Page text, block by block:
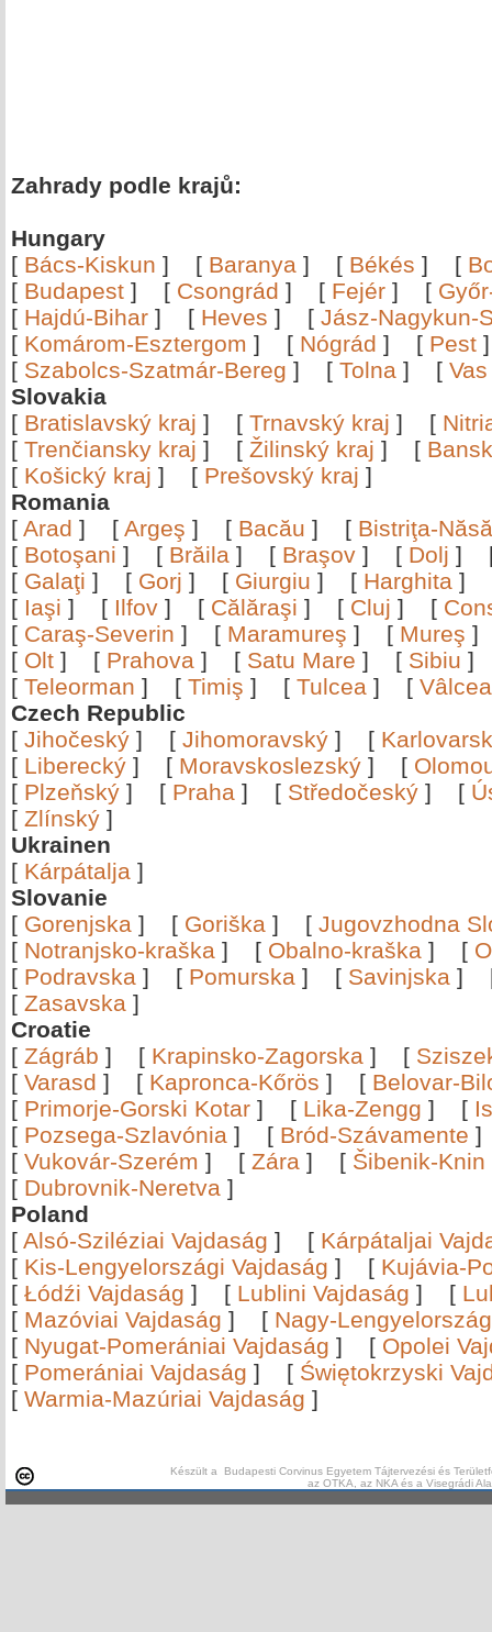
Zahrady podle krajů:
Hungary
[ Bács-Kiskun ] [ Baranya ] [ Békés ] [
[ Budapest ] [ Csongrád ] [ Fejér ] [
[ Hajdú-Bihar ] [ Heves ] [ Jász-Nagykun-
[ Komárom-Esztergom ] [ Nógrád ] [ Pest
[ Szabolcs-Szatmár-Bereg ] [ Tolna ] [ Vas
Slovakia
[ Bratislavský kraj ] [ Trnavský kraj ] [
[ Trenčiansky kraj ] [ Žilinský kraj ] [
[ Košický kraj ] [ Prešovský kraj ]
Romania
[ Arad ] [ Argeş ] [ Bacău ] [ Bistriţa-
[ Botoşani ] [ Brăila ] [ Braşov ] [ Dolj ]
[ Galaţi ] [ Gorj ] [ Giurgiu ] [ Harghita ]
[ Iaşi ] [ Ilfov ] [ Călăraşi ] [ Cluj ] [
[ Caraş-Severin ] [ Maramureş ] [ Mureş
[ Olt ] [ Prahova ] [ Satu Mare ] [ Sibiu
[ Teleorman ] [ Timiş ] [ Tulcea ] [
Czech Republic
[ Jihočeský ] [ Jihomoravský ] [
[ Liberecký ] [ Moravskoslezský ] [
[ Plzeňský ] [ Praha ] [ Středočeský ] [
[ Zlínský ]
Ukrainen
[ Kárpátalja ]
Slovanie
[ Gorenjska ] [ Goriška ] [ Jugovzhodna
[ Notranjsko-kraška ] [ Obalno-kraška ] [
[ Podravska ] [ Pomurska ] [ Savinjska ]
[ Zasavska ]
Croatie
[ Zágráb ] [ Krapinsko-Zagorska ] [
[ Varasd ] [ Kapronca-Kőrös ] [ Belovar-
[ Primorje-Gorski Kotar ] [ Lika-Zengg ] [
[ Pozsega-Szlavónia ] [ Bród-Szávamente
[ Vukovár-Szerém ] [ Zára ] [ Šibenik-Knin
[ Dubrovnik-Neretva ]
Poland
[ Alsó-Sziléziai Vajdaság ] [ Kárpátaljai
[ Kis-Lengyelországi Vajdaság ] [ Kujávia-
[ Łódźi Vajdaság ] [ Lublini Vajdaság ] [
[ Mazóviai Vajdaság ] [ Nagy-
[ Nyugat-Pomerániai Vajdaság ] [ Opolei
[ Pomerániai Vajdaság ] [ Świętokrzyski
[ Warmia-Mazúriai Vajdaság ]
Készült a Budapesti Corvinus Egyetem Tájtervezési és
az OTKA, az NKA és a Visegrádi